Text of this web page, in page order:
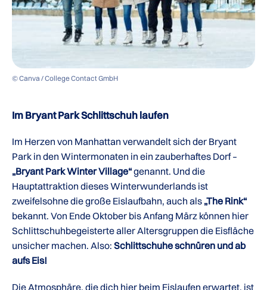
© Canva / College Contact GmbH
Im Bryant Park Schlittschuh laufen
Im Herzen von Manhattan verwandelt sich der Bryant
Park in den Wintermonaten in ein zauberhaftes Dorf –
„Bryant Park Winter Village“genannt. Und die
Hauptattraktion dieses Winterwunderlands ist
zweifelsohne die große Eislaufbahn, auch als „The Rink“
bekannt. Von Ende Oktober bis Anfang März können hier
Schlittschuhbegeisterte aller Altersgruppen die Eisfläche
unsicher machen. Also: Schlittschuhe schnüren und ab
aufs Eis!
Die Atmosphäre, die dich hier beim Eislaufen erwartet, ist